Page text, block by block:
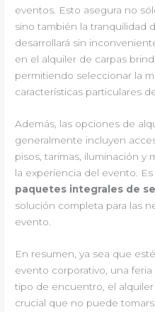
eventos. Esto asegura no
sino también la tranquilidad
desarrollará sin
en el alquiler de carpas
permitiendo seleccionar la
características particulares
Además, las opciones de
generalmente incluyen
pisos, tarimas, iluminación y
la experiencia del evento.
paquetes integrales de
solución completa para las
evento.
En resumen, ya sea que
evento corporativo, una
tipo de encuentro, el
crucial que no puede